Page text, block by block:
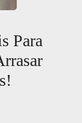
Para